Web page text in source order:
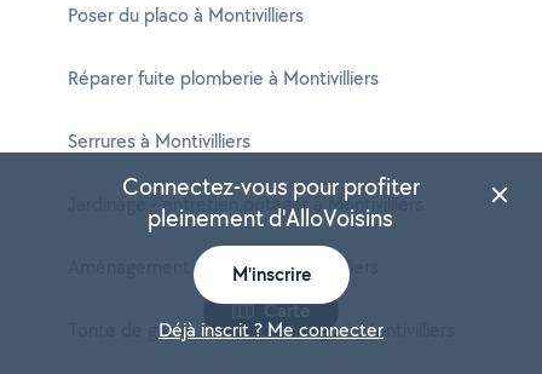
Poser du placo à Montivilliers
Réparer fuite plomberie à Montivilliers
Serrures à Montivilliers
Jardinage - entretien potager à Montivilliers
Aménagement du jardin à Montivilliers
Tonte de gazon - Débroussaillage à Montivilliers
Carte
Connectez-vous pour profiter
pleinement d'AlloVoisins
M'inscrire
Déjà inscrit ? Me connecter